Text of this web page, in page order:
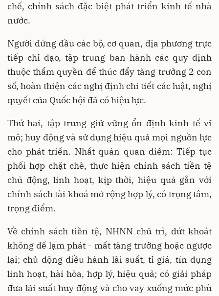
chế, chính sách đặc biệt phát triển kinh tế nhà
nước.
Người đứng đầu các bộ, cơ quan, địa phương trực
tiếp chỉ đạo, tập trung ban hành các quy định
thuộc thẩm quyền để thúc đẩy tăng trưởng 2 con
số, hoàn thiện các nghị định chi tiết các luật, nghị
quyết của Quốc hội đã có hiệu lực.
Thứ hai, tập trung giữ vững ổn định kinh tế vĩ
mô; huy động và sử dụng hiệu quả mọi nguồn lực
cho phát triển. Nhất quán quan điểm: Tiếp tục
phối hợp chặt chẽ, thực hiện chính sách tiền tệ
chủ động, linh hoạt, kịp thời, hiệu quả gắn với
chính sách tài khoá mở rộng hợp lý, có trọng tâm,
trọng điểm.
Về chính sách tiền tệ, NHNN chủ trì, dứt khoát
không để lạm phát - mất tăng trưởng hoặc ngược
lại; chủ động điều hành lãi suất, tỉ giá, tín dụng
linh hoạt, hài hòa, hợp lý, hiệu quả; có giải pháp
đưa lãi suất huy động và cho vay xuống mức phù